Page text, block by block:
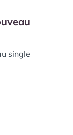
single